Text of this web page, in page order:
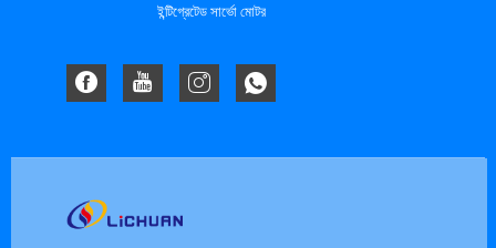
ইন্টিগ্রেটেড সার্ভো মোটর